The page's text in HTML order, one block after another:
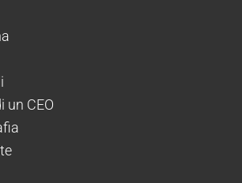
un CEO